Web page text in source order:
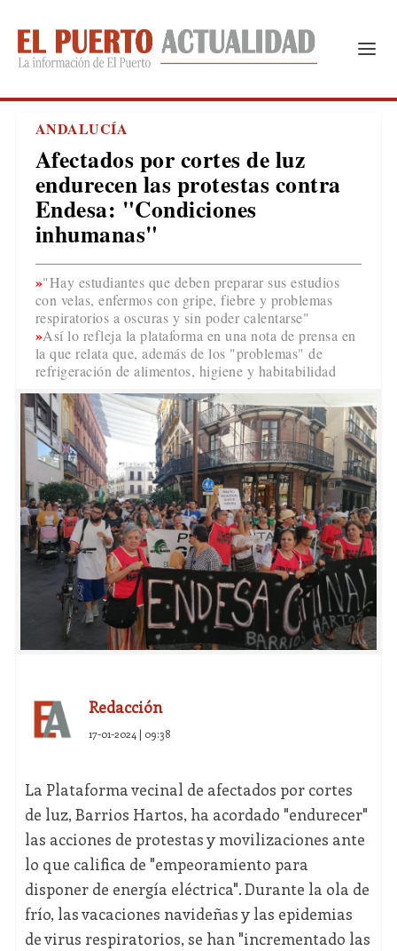
ANDALUCÍA
Afectados por cortes de luz
endurecen las protestas contra
Endesa: "Condiciones
inhumanas"
"Hay estudiantes que deben preparar sus estudios
con velas, enfermos con gripe, fiebre y problemas
respiratorios a oscuras y sin poder calentarse"
Así lo refleja la plataforma en una nota de prensa en
la que relata que, además de los "problemas" de
refrigeración de alimentos, higiene y habitabilidad
Redacción
17-01-2024 | 09:38
La Plataforma vecinal de afectados por cortes
de luz, Barrios Hartos, ha acordado "endurecer"
las acciones de protestas y movilizaciones ante
lo que califica de "empeoramiento para
disponer de energía eléctrica". Durante la ola de
frío, las vacaciones navideñas y las epidemias
de virus respiratorios, se han "incrementado las